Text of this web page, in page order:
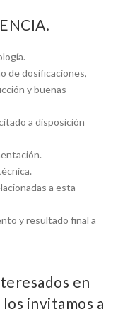
de dosificaciones,
y buenas
a disposición
a esta
y resultado final a
en
invitamos a